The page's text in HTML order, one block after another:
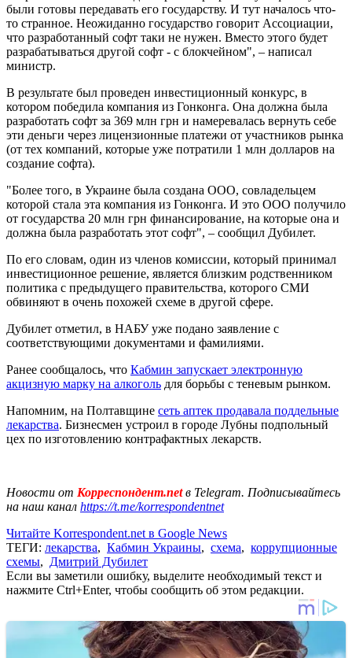
были готовы передавать его государству. И тут началось что-
то странное. Неожиданно государство говорит Ассоциации,
что разработанный софт таки не нужен. Вместо этого будет
разрабатываться другой софт - с блокчейном", – написал
министр.
В результате был проведен инвестиционный конкурс, в
котором победила компания из Гонконга. Она должна была
разработать софт за 369 млн грн и намеревалась вернуть себе
эти деньги через лицензионные платежи от участников рынка
(от тех компаний, которые уже потратили 1 млн долларов на
создание софта).
"Более того, в Украине была создана ООО, совладельцем
которой стала эта компания из Гонконга. И это ООО получило
от государства 20 млн грн финансирование, на которые она и
должна была разработать этот софт", – сообщил Дубилет.
По его словам, один из членов комиссии, который принимал
инвестиционное решение, является близким родственником
политика с предыдущего правительства, которого СМИ
обвиняют в очень похожей схеме в другой сфере.
Дубилет отметил, в НАБУ уже подано заявление с
соответствующими документами и фамилиями.
Ранее сообщалось, что Кабмин запускает электронную
акцизную марку на алкоголь для борьбы с теневым рынком.
Напомним, на Полтавщине сеть аптек продавала поддельные
лекарства. Бизнесмен устроил в городе Лубны подпольный
цех по изготовлению контрафактных лекарств.
Новости от Корреспондент.netв Telegram. Подписывайтесь
на наш канал https://t.me/korrespondentnet
Читайте Korrespondent.net в Google News
ТЕГИ: лекарства, Кабмин Украины, схема, коррупционные
схемы, Дмитрий Дубилет
Если вы заметили ошибку, выделите необходимый текст и
нажмите Ctrl+Enter, чтобы сообщить об этом редакции.